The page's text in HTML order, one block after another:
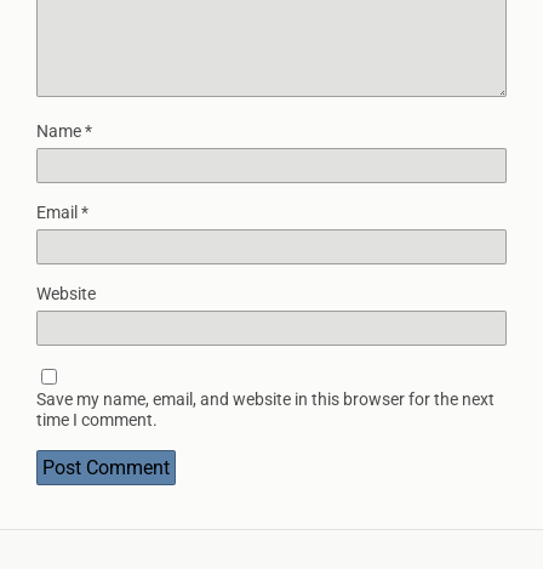
Name*
Email *
Website
Save my name, email, and website in this browser for the next
time I comment.